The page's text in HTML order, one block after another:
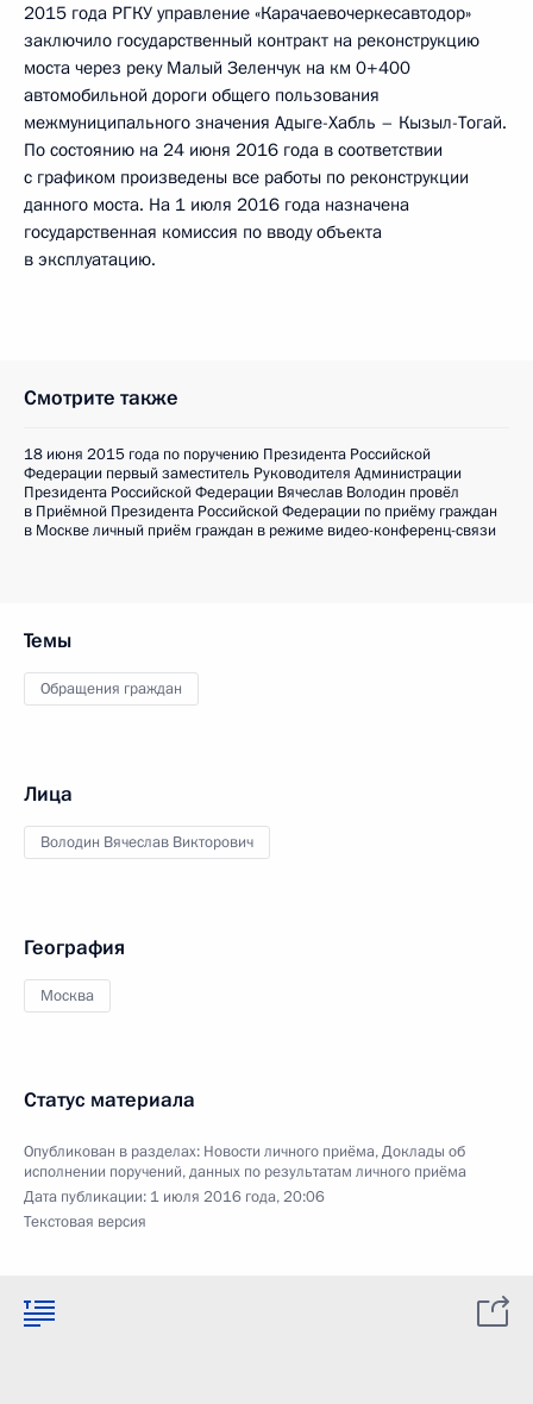
2015 года РГКУ управление «Карачаевочеркесавтодор»
заключило государственный контракт на реконструкцию
моста через реку Малый Зеленчук на км 0+400
автомобильной дороги общего пользования
межмуниципального значения Адыге-Хабль – Кызыл-Тогай.
По состоянию на 24 июня 2016 года в соответствии
с графиком произведены все работы по реконструкции
данного моста. На 1 июля 2016 года назначена
государственная комиссия по вводу объекта
в эксплуатацию.
Смотрите также
18 июня 2015 года по поручению Президента Российской
Федерации первый заместитель Руководителя Администрации
Президента Российской Федерации Вячеслав Володин провёл
в Приёмной Президента Российской Федерации по приёму граждан
в Москве личный приём граждан в режиме видео-конференц-связи
Темы
Обращения граждан
Лица
Володин Вячеслав Викторович
География
Москва
Статус материала
Опубликован в разделах: Новости личного приёма,Доклады об
исполнении поручений, данных по результатам личного приёма
Дата публикации: 1 июля 2016 года, 20:06
Текстовая версия